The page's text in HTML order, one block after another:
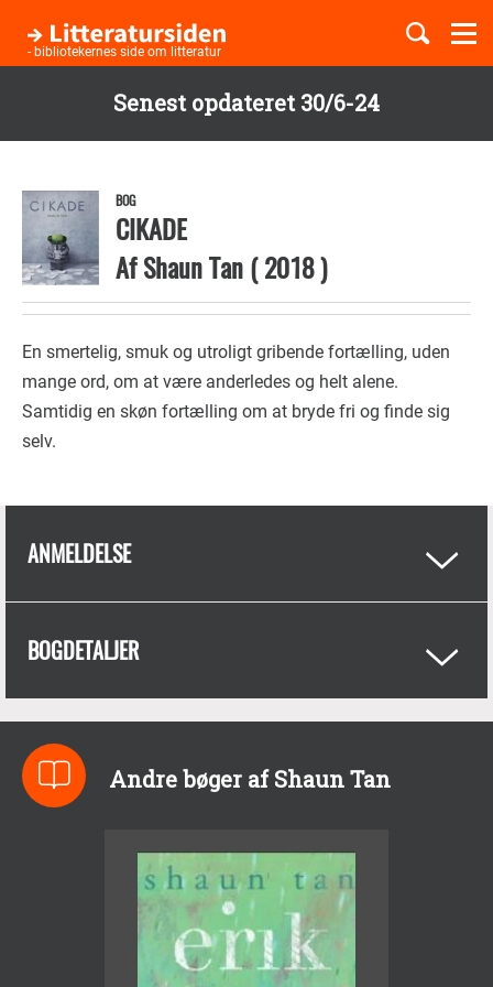
Senest opdateret 30/6-24
hovedindhold
- bibliotekernes side om litteratur
Børnebøger
Temaer
BOG
CIKADE
AfShaun Tan(2018)
En smertelig, smuk og utroligt gribende fortælling, uden
mange ord, om at være anderledes og helt alene.
Samtidig en skøn fortælling om at bryde fri og finde sig
selv.
ANMELDELSE
BOGDETALJER
Andre bøger af Shaun Tan